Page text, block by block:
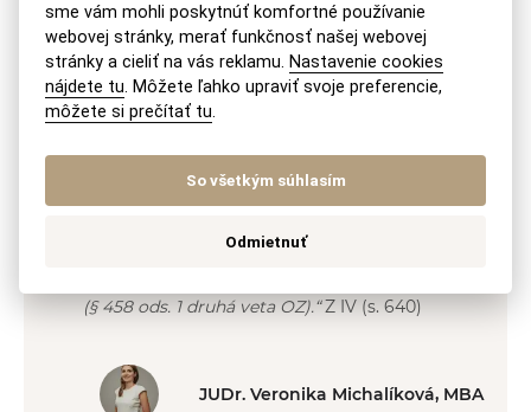
„Ak je kúpna zmluva neplatná alebo bola
zrušená, môže sa jej účastník úspešne
domáhať vrátenia svojho plnenia len za
žalovanému to, čo sám prijal ako plnenie zo
zmluvy (§ 457 ods. 1, § 76 OZ). To sa týka aj
prípadnej peňažnej náhrady za plnenie, ak nie
(§ 458 ods. 1 druhá veta OZ).“Z IV (s. 640)
JUDr. Veronika Michalíková, MBA
sme vám mohli poskytnúť komfortné používanie
webovej stránky, merať funkčnosť našej webovej
stránky a cieliť na vás reklamu. Nastavenie cookies
nájdete tu. Môžete ľahko upraviť svoje preferencie,
môžete si prečítať tu.
So všetkým súhlasím
Odmietnuť